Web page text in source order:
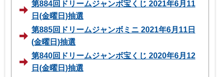
第884回ドリームジャンボ宝くじ 2021年6月11
日(金曜日)抽選
第885回ドリームジャンボミニ 2021年6月11日
(金曜日)抽選
第840回ドリームジャンボ宝くじ 2020年6月12
日(金曜日)抽選